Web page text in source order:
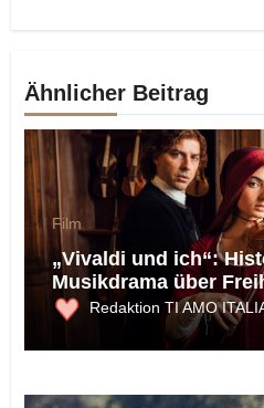
Ähnlicher Beitrag
Film
„Vivaldi und ich“:
Musikdrama über
Macht der Musik
Redaktion TI AMO